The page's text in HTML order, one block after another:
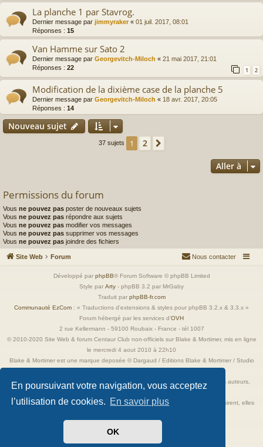
En poursuivant votre navigation, vous acceptez
l’utilisation de cookies. En savoir plus
OK
La planche 1 par Stavrog.
Dernier message par jimmyraker« 01 juil. 2017, 08:01
Réponses : 15
Van Hamme sur Sato 2
Dernier message par Georgevitch-Miloch « 21 mai 2017, 21:01
Réponses : 22 1 2
Modification de la dixième case de la planche 5
Dernier message par Georgevitch-Miloch « 18 avr. 2017, 20:05
Réponses : 14
Nouveau sujet
37 sujets 1 2
Aller à
Permissions du forum
Vous ne pouvez pas poster de nouveaux sujets
Vous ne pouvez pas répondre aux sujets
Vous ne pouvez pas modifier vos messages
Vous ne pouvez pas supprimer vos messages
Vous ne pouvez pas joindre des fichiers
Site Web Forum Nous contacter
Développé par phpBB® Forum Software © phpBB Limited
Style par Arty - phpBB 3.2 par MrGaby
Traduit par phpBB-fr.com
Communauté EzCom : « Traductions d'extensions & styles pour phpBB 3.2.x & 3.3.x »
Forum hébergé par les services d’OVH
2 rue Kellermann - 59100 Roubaix - France - tél 1007
© 2010-2020 Site Web & forum Centaur Club non-officiels sur Blake & Mortimer, mis en ligne
le mercredi 4 aout 2010 à 22h10
Blake & Mortimer est une marque deposée © Dargaud / Editions Blake & Mortimer / Studio
Toutes les images incluses dans ces pages sont la propriété exclusive de leurs auteurs,
ayant droits et/ou éditeurs.
Elles ne sont ici qu'à titre de référence ou d'illustration. Si les propriétaires le désirent, elles